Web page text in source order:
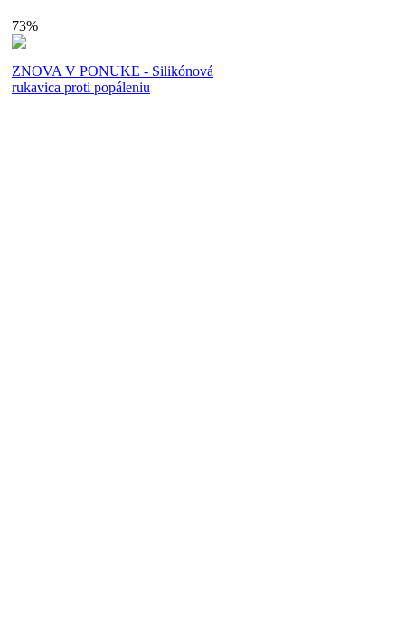
73%
ZNOVA V PONUKE - Silikónová
rukavica proti popáleniu